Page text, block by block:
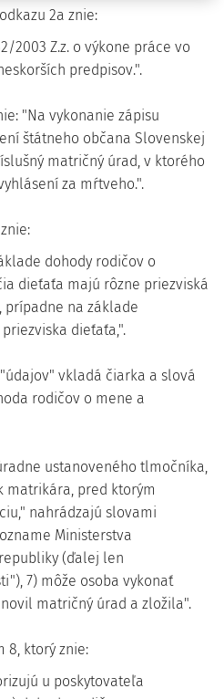
2a znie:
2003 Z.z. o výkone práce vo
predpisov.".
"Na vykonanie zápisu
štátneho občana Slovenskej
matričný úrad, v ktorého
za mŕtveho.".
dohody rodičov o
dieťaťa majú rôzne priezviská
prípadne na základe
dieťaťa,".
"údajov" vkladá čiarka a slová
rodičov o mene a
ustanoveného tlmočníka,
matrikára, pred ktorým
nahrádzajú slovami
Ministerstva
(ďalej len
7) môže osoba vykonať
matričný úrad a zložila".
8, ktorý znie:
u poskytovateľa